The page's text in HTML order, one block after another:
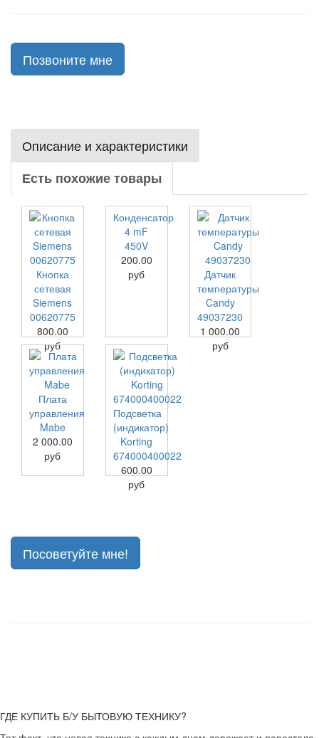
Позвоните мне
Описание и характеристики
Есть похожие товары
Кнопка
сетевая
Siemens
00620775
800.00
руб
Конденсатор
4 mF
450V
200.00
руб
Датчик
температуры
Candy
49037230
1 000.00
руб
Плата
управления
Mabe
2 000.00
руб
Подсветка
(индикатор)
Korting
674000400022
600.00
руб
Посоветуйте мне!
ГДЕ КУПИТЬ Б/У БЫТОВУЮ ТЕХНИКУ?